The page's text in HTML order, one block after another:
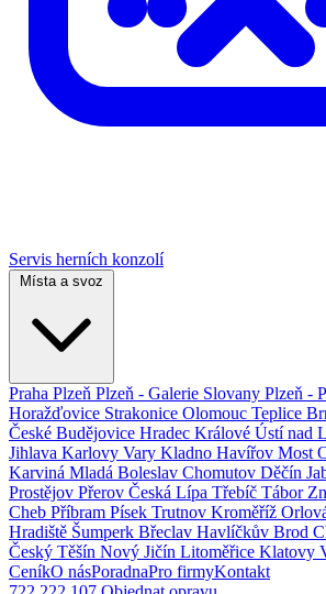
Servis herních konzolí
Místa a svoz
Praha Plzeň Plzeň - Galerie Slovany Plzeň -
Horažďovice Strakonice Olomouc Teplice
České Budějovice Hradec Králové Ústí nad
Jihlava Karlovy Vary Kladno Havířov Most
Karviná Mladá Boleslav Chomutov Děčín
Prostějov Přerov Česká Lípa Třebíč Tábor
Cheb Příbram Písek Trutnov Kroměříž
Hradiště Šumperk Břeclav Havlíčkův Brod
Český Těšín Nový Jičín Litoměřice Klatovy
CeníkO násPoradnaPro firmyKontakt